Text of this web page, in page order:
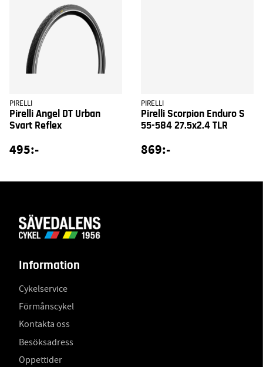
PIRELLI
Pirelli Angel DT Urban
Svart Reflex
495:-
PIRELLI
Pirelli Scorpion Enduro S
55-584 27.5x2.4 TLR
869:-
Information
Cykelservice
Förmånscykel
Kontakta oss
Besöksadress
Öppettider